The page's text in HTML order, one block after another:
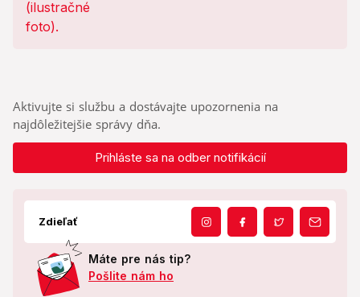
Aktivujte si službu a dostávajte upozornenia na
najdôležitejšie správy dňa.
Prihláste sa na odber notifikácií
Zdieľať
Máte pre nás tip?
Pošlite nám ho